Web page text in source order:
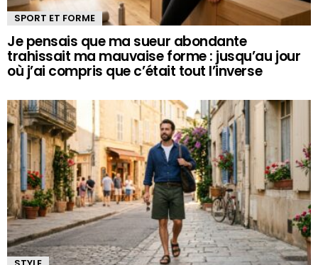
SPORT ET FORME
Je pensais que ma sueur abondante
trahissait ma mauvaise forme : jusqu’au jour
où j’ai compris que c’était tout l’inverse